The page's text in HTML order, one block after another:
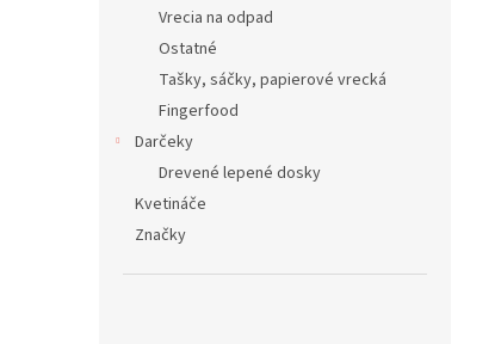
Vrecia na odpad
Ostatné
Tašky, sáčky, papierové vrecká
Fingerfood
Darčeky
Drevené lepené dosky
Kvetináče
Značky